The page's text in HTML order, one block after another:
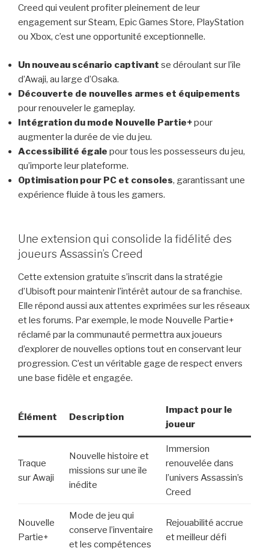
Creed qui veulent profiter pleinement de leur
engagement sur Steam, Epic Games Store, PlayStation
ou Xbox, c’est une opportunité exceptionnelle.
Un nouveau scénario captivant se déroulant sur l’île
d’Awaji, au large d’Osaka.
Découverte de nouvelles armes et équipements
pour renouveler le gameplay.
Intégration du mode Nouvelle Partie+pour
augmenter la durée de vie du jeu.
Accessibilité égale pour tous les possesseurs du jeu,
qu’importe leur plateforme.
Optimisation pour PC et consoles, garantissant une
expérience fluide à tous les gamers.
Une extension qui consolide la fidélité des
joueurs Assassin’s Creed
Cette extension gratuite s’inscrit dans la stratégie
d’Ubisoft pour maintenir l’intérêt autour de sa franchise.
Elle répond aussi aux attentes exprimées sur les réseaux
et les forums. Par exemple, le mode Nouvelle Partie+
réclamé par la communauté permettra aux joueurs
d’explorer de nouvelles options tout en conservant leur
progression. C’est un véritable gage de respect envers
une base fidèle et engagée.
Élément Description
Impact pour le
joueur
Traque
sur Awaji
Nouvelle histoire et
missions sur une île
inédite
Immersion
renouvelée dans
l’univers Assassin’s
Creed
Nouvelle
Partie+
Mode de jeu qui
conserve l’inventaire
et les compétences
Rejouabilité accrue
et meilleur défi